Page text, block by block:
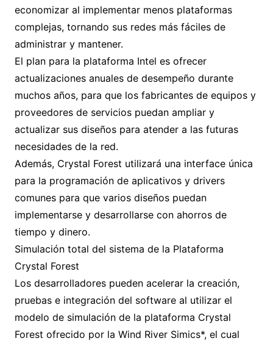
economizar al implementar menos plataformas
complejas, tornando sus redes más fáciles de
administrar y mantener.
El plan para la plataforma Intel es ofrecer
actualizaciones anuales de desempeño durante
muchos años, para que los fabricantes de equipos y
proveedores de servicios puedan ampliar y
actualizar sus diseños para atender a las futuras
necesidades de la red.
Además, Crystal Forest utilizará una interface única
para la programación de aplicativos y drivers
comunes para que varios diseños puedan
implementarse y desarrollarse con ahorros de
tiempo y dinero.
Simulación total del sistema de la Plataforma
Crystal Forest
Los desarrolladores pueden acelerar la creación,
pruebas e integración del software al utilizar el
modelo de simulación de la plataforma Crystal
Forest ofrecido por la Wind River Simics*, el cual